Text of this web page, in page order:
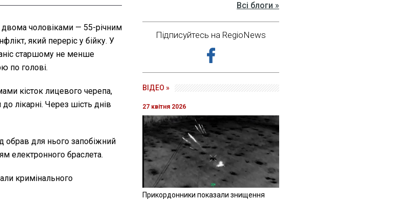
двома чоловіками — 55-річним
який переріс у бійку. У
старшому не менше
по голові.
кісток лицевого черепа,
лікарні. Через шість днів
обрав для нього запобіжний
електронного браслета.
кримінального
Всі блоги »
Підписуйтесь на RegioNews
ВІДЕО »
27 квітня 2026
Прикордонники показали знищення